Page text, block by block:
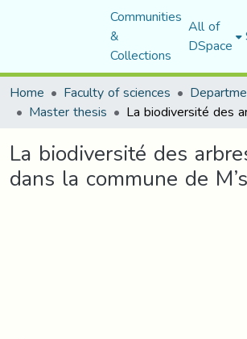
Communities
&
Collections
All of
DSpace
Home
Faculty of sciences
Master thesis
La biodiversité des
dans la commune de